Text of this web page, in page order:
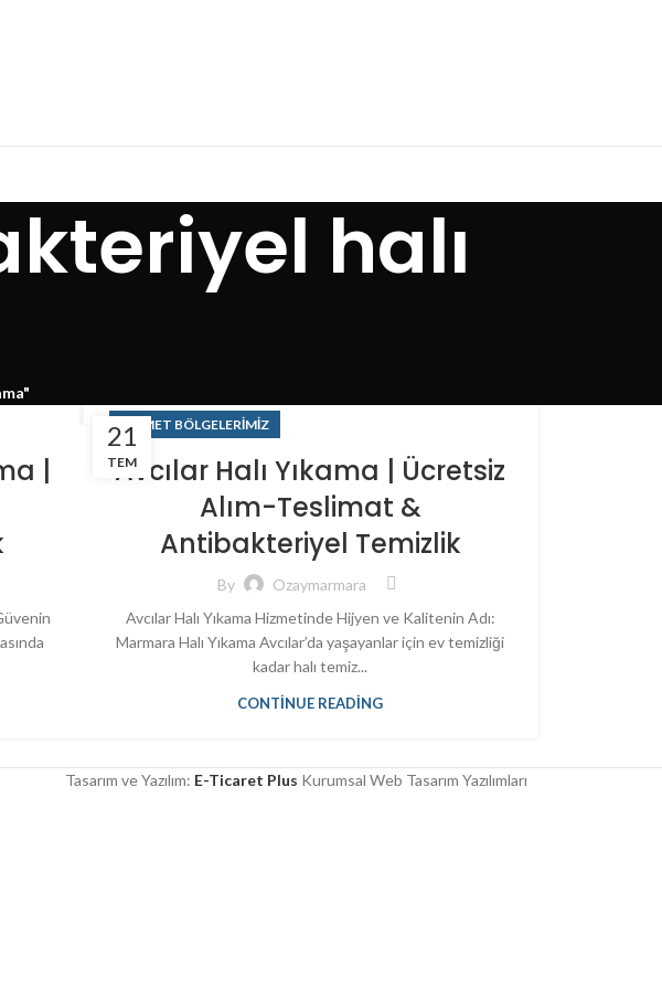
halı
|
21
TEM
HIZMET BÖLGELERIMIZ
Avcılar Halı Yıkama | Ücretsiz
Alım-Teslimat &
Antibakteriyel Temizlik
By
Ozaymarmara
Avcılar Halı Yıkama Hizmetinde Hijyen ve Kalitenin Adı:
Marmara Halı Yıkama Avcılar’da yaşayanlar için ev temizliği
kadar halı temiz...
CONTINUE READING
Tasarım ve Yazılım: E-Ticaret Plus Kurumsal Web Tasarım Yazılımları